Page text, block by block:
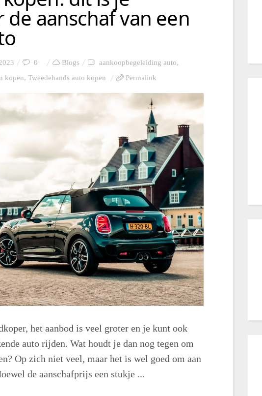
de aanschaf van een
0 Blogs aankoopbegeleiding auto,
kopen, Tweedehands auto kopen Permalink
het aanbod is veel groter en je kunt ook
auto rijden. Wat houdt je dan nog tegen om
Op zich niet veel, maar het is wel goed om aan
de aanschafprijs een stukje ...